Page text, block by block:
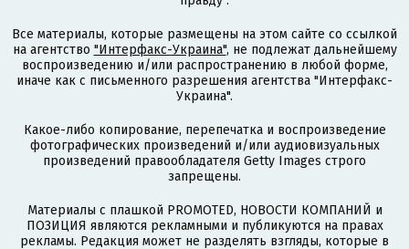
Все материалы, которые размещены на этом сайте со ссылкой
на агентство "Интерфакс-Украина", не подлежат дальнейшему
воспроизведению и/или распространению в любой форме,
иначе как с письменного разрешения агентства "Интерфакс-
Украина".
Какое-либо копирование, перепечатка и воспроизведение
фотографических произведений и/или аудиовизуальных
произведений правообладателя Getty Images строго
запрещены.
Материалы с плашкой PROMOTED, НОВОСТИ КОМПАНИЙ и
ПОЗИЦИЯ являются рекламными и публикуются на правах
рекламы. Редакция может не разделять взгляды, которые в